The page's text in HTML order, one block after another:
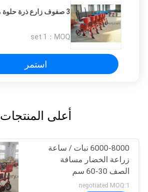
3 صفوف زارع ذرة حلوة مع سماد
MOQ：
1 set
استمر
أعلى المنتجات
6000-8000 نبات / ساعة
زراعة الخضار مسافة
الصف 30-60 سم
negotiated MOQ:1